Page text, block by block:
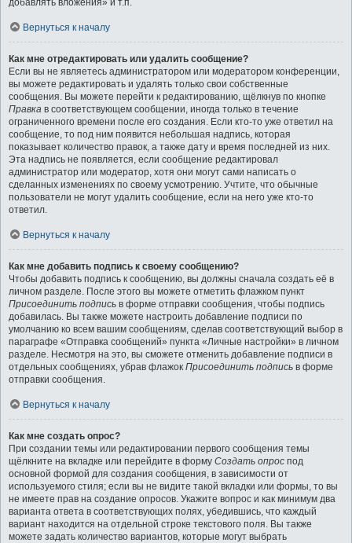
добавлять вложения» и т.п.
Вернуться к началу
Как мне отредактировать или удалить сообщение?
Если вы не являетесь администратором или модератором конференции,
вы можете редактировать и удалять только свои собственные
сообщения. Вы можете перейти к редактированию, щёлкнув по кнопке
Правка в соответствующем сообщении, иногда только в течение
ограниченного времени после его создания. Если кто-то уже ответил на
сообщение, то под ним появится небольшая надпись, которая
показывает количество правок, а также дату и время последней из них.
Эта надпись не появляется, если сообщение редактировал
администратор или модератор, хотя они могут сами написать о
сделанных изменениях по своему усмотрению. Учтите, что обычные
пользователи не могут удалить сообщение, если на него уже кто-то
ответил.
Вернуться к началу
Как мне добавить подпись к своему сообщению?
Чтобы добавить подпись к сообщению, вы должны сначала создать её в
личном разделе. После этого вы можете отметить флажком пункт
Присоединить подпись в форме отправки сообщения, чтобы подпись
добавилась. Вы также можете настроить добавление подписи по
умолчанию ко всем вашим сообщениям, сделав соответствующий выбор в
параграфе «Отправка сообщений» пункта «Личные настройки» в личном
разделе. Несмотря на это, вы сможете отменить добавление подписи в
отдельных сообщениях, убрав флажок Присоединить подпись в форме
отправки сообщения.
Вернуться к началу
Как мне создать опрос?
При создании темы или редактировании первого сообщения темы
щёлкните на вкладке или перейдите в форму Создать опрос под
основной формой для создания сообщения, в зависимости от
используемого стиля; если вы не видите такой вкладки или формы, то вы
не имеете прав на создание опросов. Укажите вопрос и как минимум два
варианта ответа в соответствующих полях, убедившись, что каждый
вариант находится на отдельной строке текстового поля. Вы также
можете задать количество вариантов, которые могут выбрать